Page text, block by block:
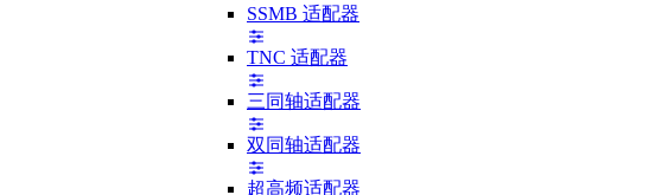
SSMB 适配器
TNC 适配器
三同轴适配器
双同轴适配器
超高频适配器